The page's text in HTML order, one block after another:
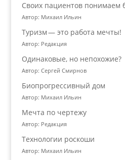
Своих пациентов понимаем
Автор: Михаил Ильин
Туризм — это работа мечты!
Автор: Редакция
Одинаковые, но непохожие?
Автор: Сергей Смирнов
Биопрогрессивный дом
Автор: Михаил Ильин
Мечта по чертежу
Автор: Редакция
Технологии роскоши
Автор: Михаил Ильин